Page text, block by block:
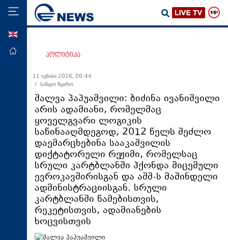
მთავარი
ეკონომიკა
მსოფლიო
ჯანდაცვა
საზოგადოება
სამართალი
თავდაცვა
რეგიონი
კულტურა
სპორტი
ტექნოლოგიები
პოლიტიკა
11 ივნისი 2026, 00:44
/ სანდო წყარო
შალვა პაპუაშვილი: ბიძინა ივანიშვილი
არის ადამიანი, რომელმაც
ყოველგვარი ლოგიკის
საწინააღმდეგოდ, 2012 წელს შეძლო
დაემარცხებინა სააკაშვილის
დიქტატორული რეჟიმი, რომელსაც
სრული კარტბლანში ჰქონდა მიცემული
ევროკავშირისგან და აშშ-ს მაშინდელი
ადმინისტრაციისგან. სრული
კარტბლანში წამებისთვის,
რეკეტისთვის, ადამიანების
ხოცვისთვის